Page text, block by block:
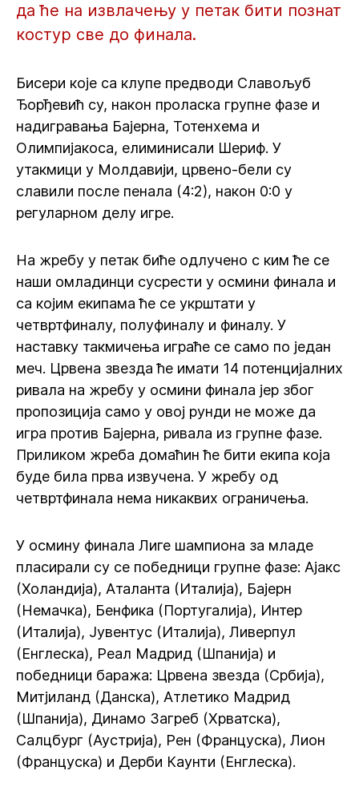
да ће на извлачењу у петак бити познат
костур све до финала.
Бисери које са клупе предводи Славољуб
Ђорђевић су, након проласка групне фазе и
надигравања Бајерна, Тотенхема и
Олимпијакоса, елиминисали Шериф. У
утакмици у Молдавији, црвено-бели су
славили после пенала (4:2), након 0:0 у
регуларном делу игре.
На жребу у петак биће одлучено с ким ће се
наши омладинци сусрести у осмини финала и
са којим екипама ће се укрштати у
четвртфиналу, полуфиналу и финалу. У
наставку такмичења играће се само по један
меч. Црвена звезда ће имати 14 потенцијалних
ривала на жребу у осмини финала јер због
пропозиција само у овој рунди не може да
игра против Бајерна, ривала из групне фазе.
Приликом жреба домаћин ће бити екипа која
буде била прва извучена. У жребу од
четвртфинала нема никаквих ограничења.
У осмину финала Лиге шампиона за младе
пласирали су се победници групне фазе: Ајакс
(Холандија), Аталанта (Италија), Бајерн
(Немачка), Бенфика (Португалија), Интер
(Италија), Јувентус (Италија), Ливерпул
(Енглеска), Реал Мадрид (Шпанија) и
победници баража: Црвена звезда (Србија),
Митјиланд (Данска), Атлетико Мадрид
(Шпанија), Динамо Загреб (Хрватска),
Салцбург (Аустрија), Рен (Француска), Лион
(Француска) и Дерби Каунти (Енглеска).